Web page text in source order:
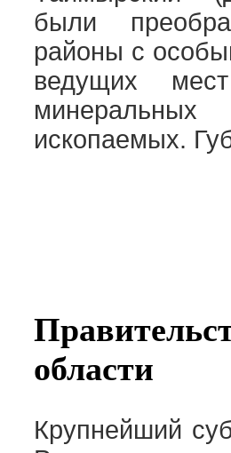
были
районы с
ведущих
ископаемых.
области
Крупнейший